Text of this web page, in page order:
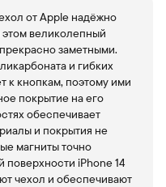
от Apple надёжно
великолепный
заметными.
и гибких
к кнопкам, поэтому ими
покрытие на его
обеспечивает
и покрытия не
магниты точно
поверхности iPhone 14
чехол и обеспечивают